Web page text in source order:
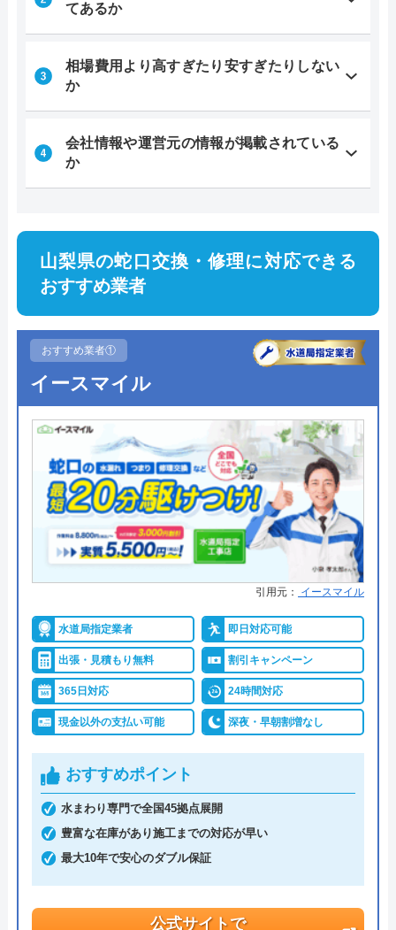
てあるか
相場費用より高すぎたり安すぎたりしない
か
会社情報や運営元の情報が掲載されている
か
山梨県の蛇口交換・修理に対応できる
おすすめ業者
おすすめ業者①
イースマイル
引用元： イースマイル
水道局指定業者 即日対応可能
出張・見積もり無料 割引キャンペーン
365日対応 24時間対応
現金以外の支払い可能 深夜・早朝割増なし
おすすめポイント
水まわり専門で全国45拠点展開
豊富な在庫があり施工までの対応が早い
最大10年で安心のダブル保証
公式サイトで